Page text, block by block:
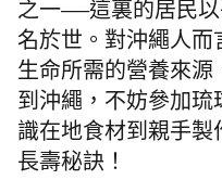
之一——這裏的居民
名於世。對沖繩人
生命所需的營養來源
到沖繩，不妨參加
識在地食材到親手製
長壽秘訣！